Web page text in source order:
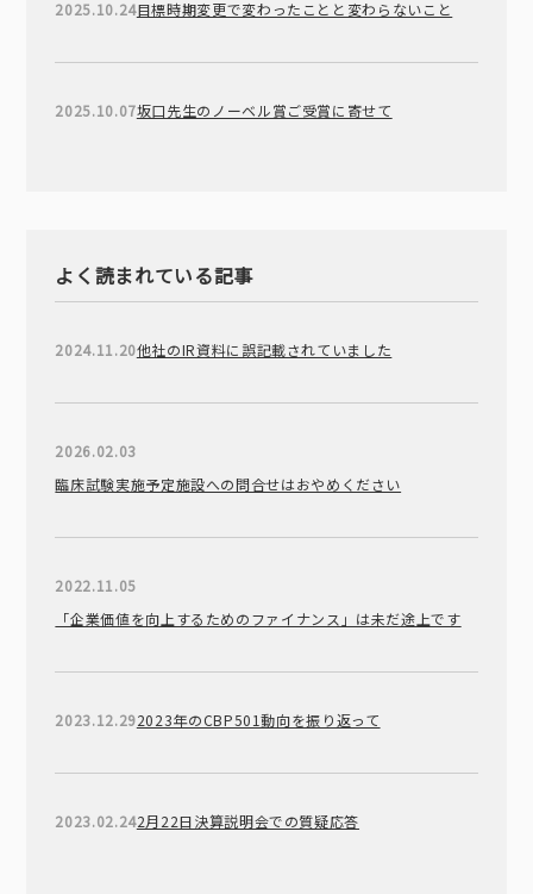
2025.10.24目標時期変更で変わったことと変わらないこと
2025.10.07坂口先生のノーベル賞ご受賞に寄せて
よく読まれている記事
2024.11.20他社のIR資料に誤記載されていました
2026.02.03
臨床試験実施予定施設への問合せはおやめください
2022.11.05
「企業価値を向上するためのファイナンス」は未だ途上です
2023.12.292023年のCBP501動向を振り返って
2023.02.242月22日決算説明会での質疑応答